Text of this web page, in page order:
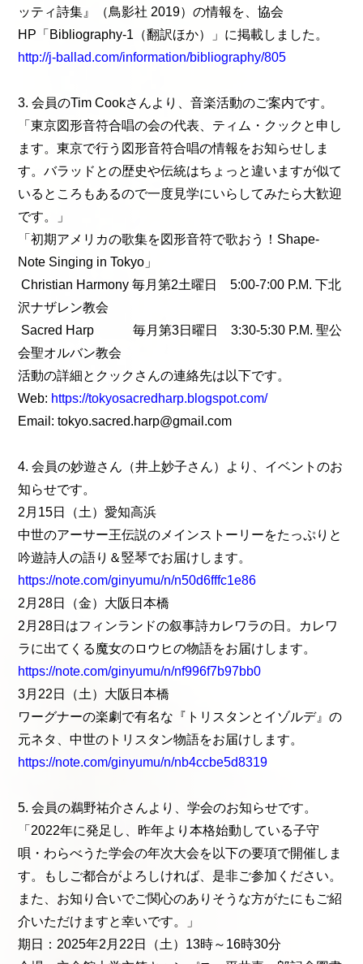
ッティ詩集』（鳥影社 2019）の情報を、協会
HP「Bibliography-1（翻訳ほか）」に掲載しました。
http://j-ballad.com/information/bibliography/805
3. 会員のTim Cookさんより、音楽活動のご案内です。
「東京図形音符合唱の会の代表、ティム・クックと申し
ます。東京で行う図形音符合唱の情報をお知らせしま
す。バラッドとの歴史や伝統はちょっと違いますが似て
いるところもあるので一度見学にいらしてみたら大歓迎
です。」
「初期アメリカの歌集を図形音符で歌おう！Shape-
Note Singing in Tokyo」
Christian Harmony 毎月第2土曜日 5:00-7:00 P.M. 下北
沢ナザレン教会
Sacred Harp 毎月第3日曜日 3:30-5:30 P.M. 聖公
会聖オルバン教会
活動の詳細とクックさんの連絡先は以下です。
Web: https://tokyosacredharp.blogspot.com/
Email: tokyo.sacred.harp@gmail.com
4. 会員の妙遊さん（井上妙子さん）より、イベントのお
知らせです。
2月15日（土）愛知高浜
中世のアーサー王伝説のメインストーリーをたっぷりと
吟遊詩人の語り＆竪琴でお届けします。
https://note.com/ginyumu/n/n50d6fffc1e86
2月28日（金）大阪日本橋
2月28日はフィンランドの叙事詩カレワラの日。カレワ
ラに出てくる魔女のロウヒの物語をお届けします。
https://note.com/ginyumu/n/nf996f7b97bb0
3月22日（土）大阪日本橋
ワーグナーの楽劇で有名な『トリスタンとイゾルデ』の
元ネタ、中世のトリスタン物語をお届けします。
https://note.com/ginyumu/n/nb4ccbe5d8319
5. 会員の鵜野祐介さんより、学会のお知らせです。
「2022年に発足し、昨年より本格始動している子守
唄・わらべうた学会の年次大会を以下の要項で開催しま
す。もしご都合がよろしければ、是非ご参加ください。
また、お知り合いでご関心のありそうな方がたにもご紹
介いただけますと幸いです。」
期日：2025年2月22日（土）13時～16時30分